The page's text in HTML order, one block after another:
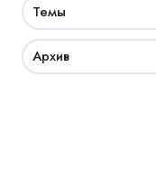
Темы
Архив